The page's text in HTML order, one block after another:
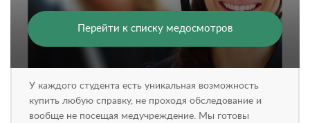
Перейти к списку медосмотров
У каждого студента есть уникальная возможность
купить любую справку, не проходя обследование и
вообще не посещая медучреждение. Мы готовы